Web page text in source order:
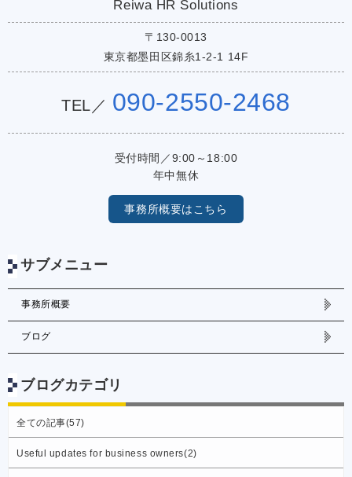
Reiwa HR Solutions
〒130-0013
東京都墨田区錦糸1-2-1 14F
TEL／ 090-2550-2468
受付時間／9:00～18:00
年中無休
事務所概要はこちら
サブメニュー
事務所概要
ブログ
ブログカテゴリ
全ての記事(57)
Useful updates for business owners(2)